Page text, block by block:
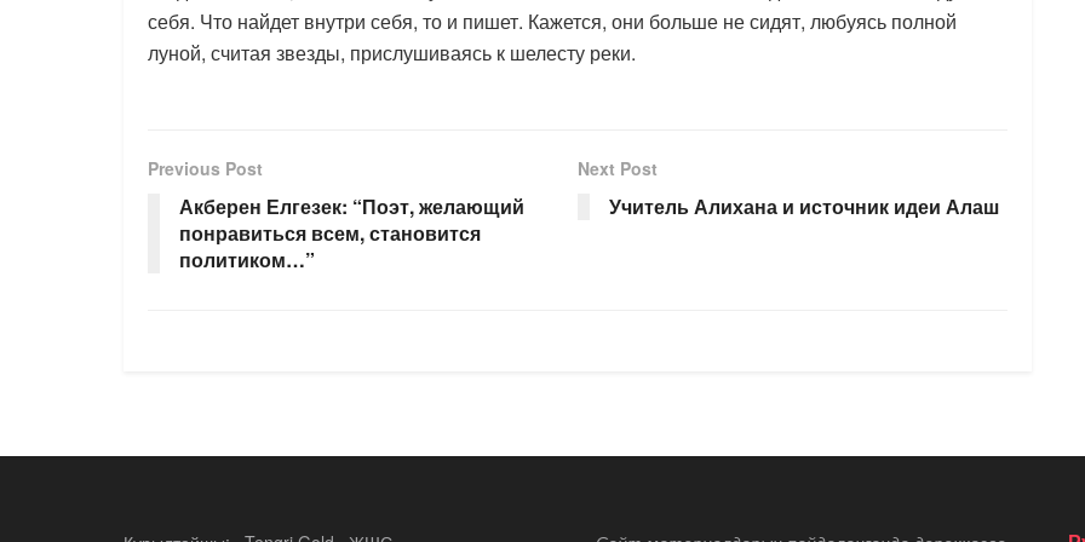
себя. Что найдет внутри себя, то и пишет. Кажется, они больше не сидят, любуясь полной
луной, считая звезды, прислушиваясь к шелесту реки.
Previous Post
Акберен Елгезек: “Поэт, желающий
понравиться всем, становится
политиком…”
Next Post
Учитель Алихана и источник идеи Алаш